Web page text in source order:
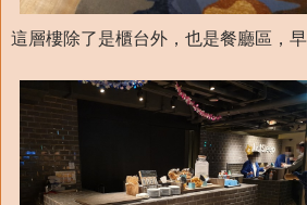
這層樓除了是櫃台外，也是餐廳區，